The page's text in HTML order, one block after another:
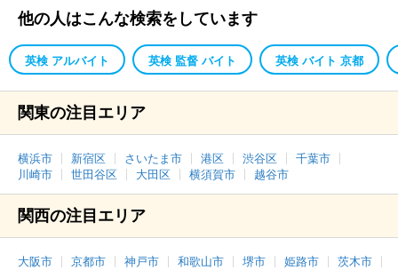
他の人はこんな検索をしています
英検 アルバイト 英検 監督 バイト 英検 バイト 京都
関東の注目エリア
横浜市 新宿区 さいたま市 港区 渋谷区
千葉市
川崎市
世田谷区 大田区 横須賀市 越谷市
関西の注目エリア
大阪市 京都市 神戸市 和歌山市 堺市 姫路市
茨木市